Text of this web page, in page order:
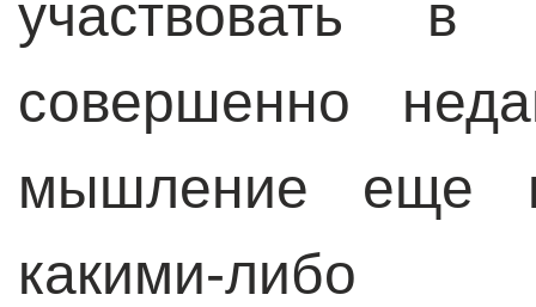
участвовать в
совершенно
мышление еще
какими-либо